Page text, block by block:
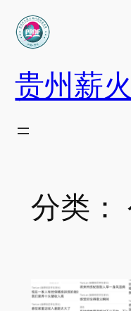
至
贵州薪
分类：